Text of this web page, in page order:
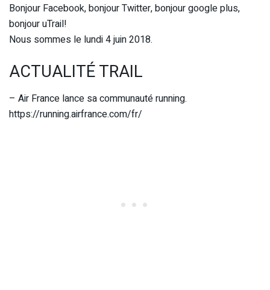
Bonjour Facebook, bonjour Twitter, bonjour google plus,
bonjour uTrail!
Nous sommes le lundi 4 juin 2018.
ACTUALITÉ TRAIL
– Air France lance sa communauté running.
https://running.airfrance.com/fr/